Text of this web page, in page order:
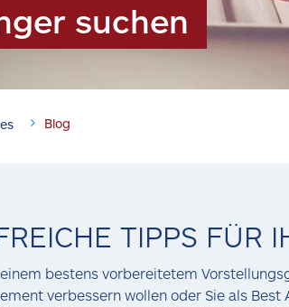
suchen
Blog
TIPPS FÜR
bestens vorbereitetem
verbessern wollen oder Sie als